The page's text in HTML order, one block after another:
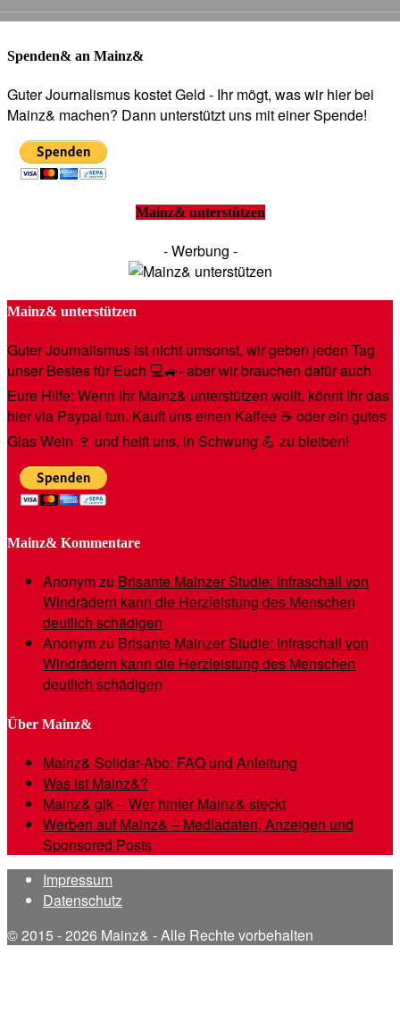
Spenden& an Mainz&
Guter Journalismus kostet Geld - Ihr mögt, was wir hier bei
Mainz& machen? Dann unterstützt uns mit einer Spende!
Mainz& unterstützen
- Werbung -
Mainz& unterstützen
Guter Journalismus ist nicht umsonst, wir geben jeden Tag
unser Bestes für Euch 💻🚙- aber wir brauchen dafür auch
Eure Hilfe: Wenn Ihr Mainz& unterstützen wollt, könnt Ihr das
hier via Paypal tun. Kauft uns einen Kaffee ☕️ oder ein gutes
Glas Wein 🍷 und helft uns, in Schwung 💪 zu bleiben!
Mainz& Kommentare
Anonymzu Brisante Mainzer Studie: Infraschall von
Windrädern kann die Herzleistung des Menschen
deutlich schädigen
Anonymzu Brisante Mainzer Studie: Infraschall von
Windrädern kann die Herzleistung des Menschen
deutlich schädigen
Über Mainz&
Mainz& Solidar-Abo: FAQ und Anleitung
Was ist Mainz&?
Mainz& gik – Wer hinter Mainz& steckt
Werben auf Mainz& – Mediadaten, Anzeigen und
Sponsored Posts
Impressum
Datenschutz
© 2015 - 2026 Mainz& - Alle Rechte vorbehalten